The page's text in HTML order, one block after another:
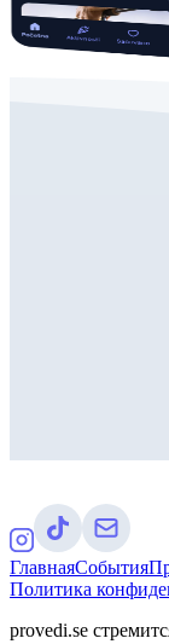
ГлавнаяСобытия
Политика
provedi.se